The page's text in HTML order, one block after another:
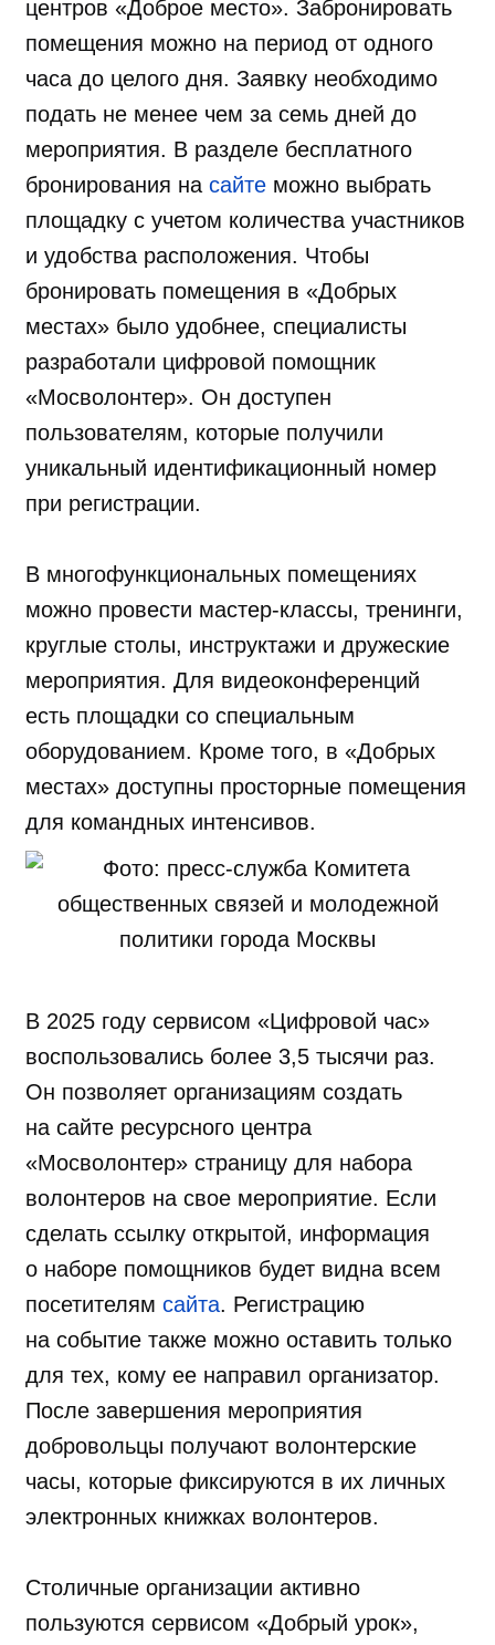
центров «Доброе место». Забронировать
помещения можно на период от одного
часа до целого дня. Заявку необходимо
подать не менее чем за семь дней до
мероприятия. В разделе бесплатного
бронирования на сайте можно выбрать
площадку с учетом количества участников
и удобства расположения. Чтобы
бронировать помещения в «Добрых
местах» было удобнее, специалисты
разработали цифровой помощник
«Мосволонтер». Он доступен
пользователям, которые получили
уникальный идентификационный номер
при регистрации.
В многофункциональных помещениях
можно провести мастер-классы, тренинги,
круглые столы, инструктажи и дружеские
мероприятия. Для видеоконференций
есть площадки со специальным
оборудованием. Кроме того, в «Добрых
местах» доступны просторные помещения
для командных интенсивов.
В 2025 году сервисом «Цифровой час»
воспользовались более 3,5 тысячи раз.
Он позволяет организациям создать
на сайте ресурсного центра
«Мосволонтер» страницу для набора
волонтеров на свое мероприятие. Если
сделать ссылку открытой, информация
о наборе помощников будет видна всем
посетителям сайта. Регистрацию
на событие также можно оставить только
для тех, кому ее направил организатор.
После завершения мероприятия
добровольцы получают волонтерские
часы, которые фиксируются в их личных
электронных книжках волонтеров.
Столичные организации активно
пользуются сервисом «Добрый урок»,